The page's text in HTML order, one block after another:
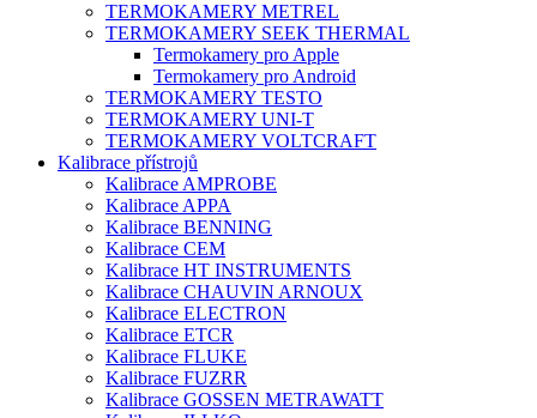
TERMOKAMERY METREL
TERMOKAMERY SEEK THERMAL
Termokamery pro Apple
Termokamery pro Android
TERMOKAMERY TESTO
TERMOKAMERY UNI-T
TERMOKAMERY VOLTCRAFT
Kalibrace přístrojů
Kalibrace AMPROBE
Kalibrace APPA
Kalibrace BENNING
Kalibrace CEM
Kalibrace HT INSTRUMENTS
Kalibrace CHAUVIN ARNOUX
Kalibrace ELECTRON
Kalibrace ETCR
Kalibrace FLUKE
Kalibrace FUZRR
Kalibrace GOSSEN METRAWATT